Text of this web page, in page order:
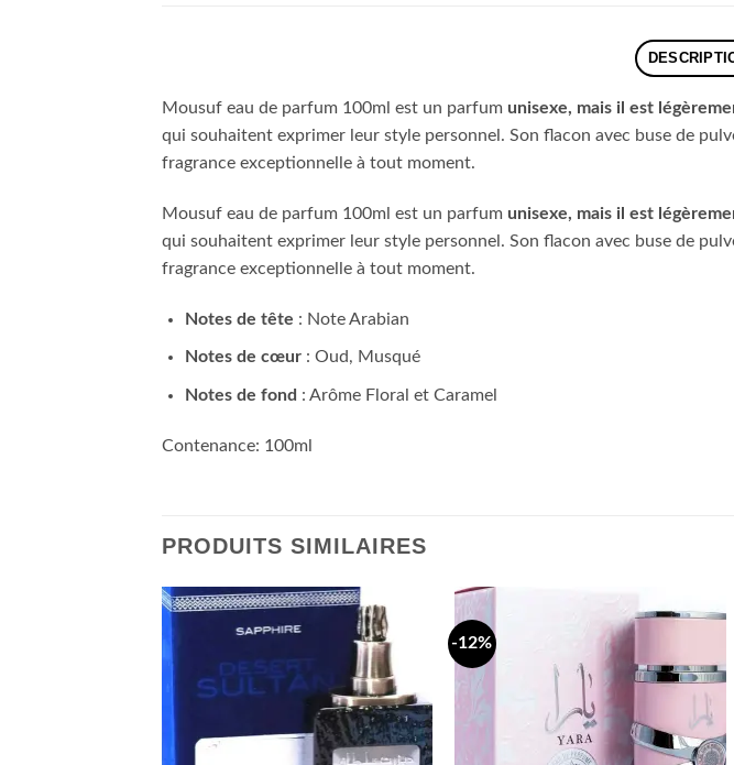
Mousuf eau de parfum 100ml est un parfum unisexe, mais il est
qui souhaitent exprimer leur style personnel. Son flacon avec buse de
fragrance exceptionnelle à tout moment.
Mousuf eau de parfum 100ml est un parfum unisexe, mais il est
qui souhaitent exprimer leur style personnel. Son flacon avec buse de
fragrance exceptionnelle à tout moment.
Notes de tête : Note Arabian
Notes de cœur: Oud, Musqué
Notes de fond : Arôme Floral et Caramel
Contenance: 100ml
PRODUITS SIMILAIRES
Ajouter
à la liste
d’envies
-12%
à la liste
d’envies